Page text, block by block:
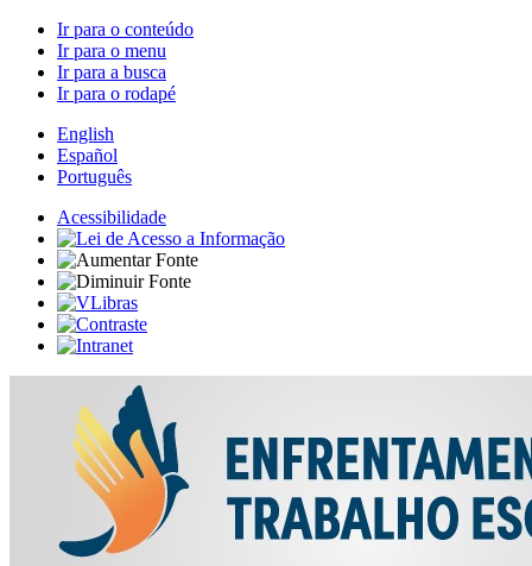
Ir para o conteúdo
Ir para o menu
Ir para a busca
Ir para o rodapé
English
Español
Português
Acessibilidade